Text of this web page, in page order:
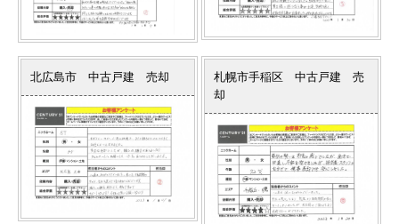
北広島市 中古戸建 売却
札幌市手稲区 中古戸建 売
却